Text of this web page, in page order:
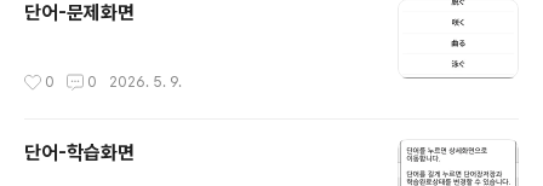
단어-문제화면
0 0 2026. 5. 9.
단어-학습화면